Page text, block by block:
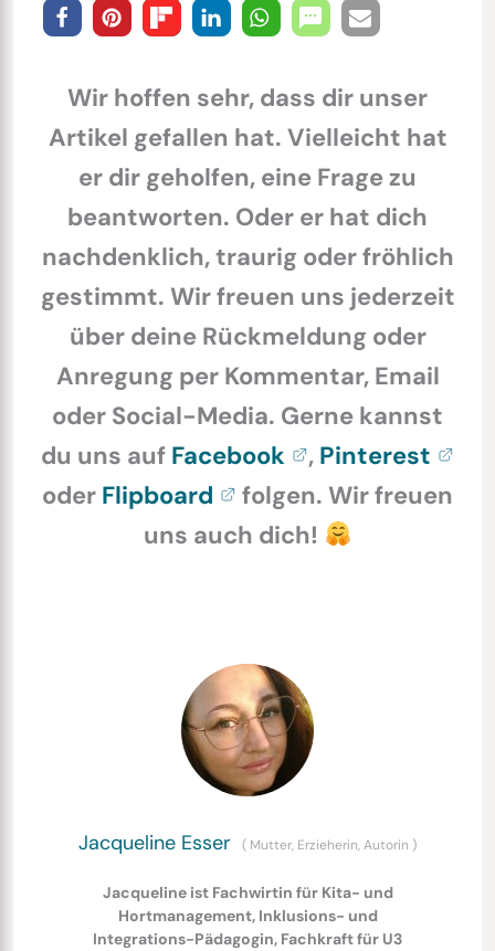
Wir hoffen sehr, dass dir unser
Artikel gefallen hat. Vielleicht hat
er dir geholfen, eine Frage zu
beantworten. Oder er hat dich
nachdenklich, traurig oder fröhlich
gestimmt. Wir freuen uns jederzeit
über deine Rückmeldung oder
Anregung per Kommentar, Email
oder Social-Media. Gerne kannst
du uns auf Facebook , Pinterest
oder Flipboard
folgen. Wir freuen
uns auch dich!
Jacqueline Esser ( Mutter, Erzieherin, Autorin )
Jacqueline ist Fachwirtin für Kita- und
Hortmanagement, Inklusions- und
Integrations-Pädagogin, Fachkraft für U3